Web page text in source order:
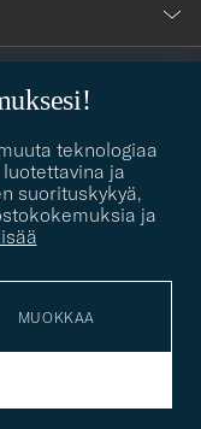
teknologiaa
ja
suorituskykyä,
ja
MUOKKAA
Me autamme sinua